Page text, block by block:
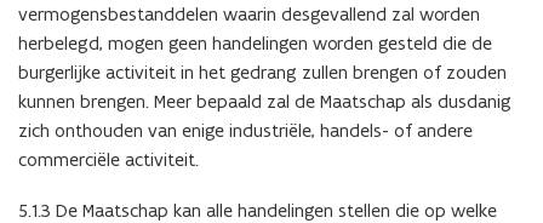
vermogensbestanddelen waarin desgevallend zal worden
herbelegd, mogen geen handelingen worden gesteld die de
burgerlijke activiteit in het gedrang zullen brengen of zouden
kunnen brengen. Meer bepaald zal de Maatschap als dusdanig
zich onthouden van enige industriële, handels- of andere
commerciële activiteit.
5.1.3 De Maatschap kan alle handelingen stellen die op welke